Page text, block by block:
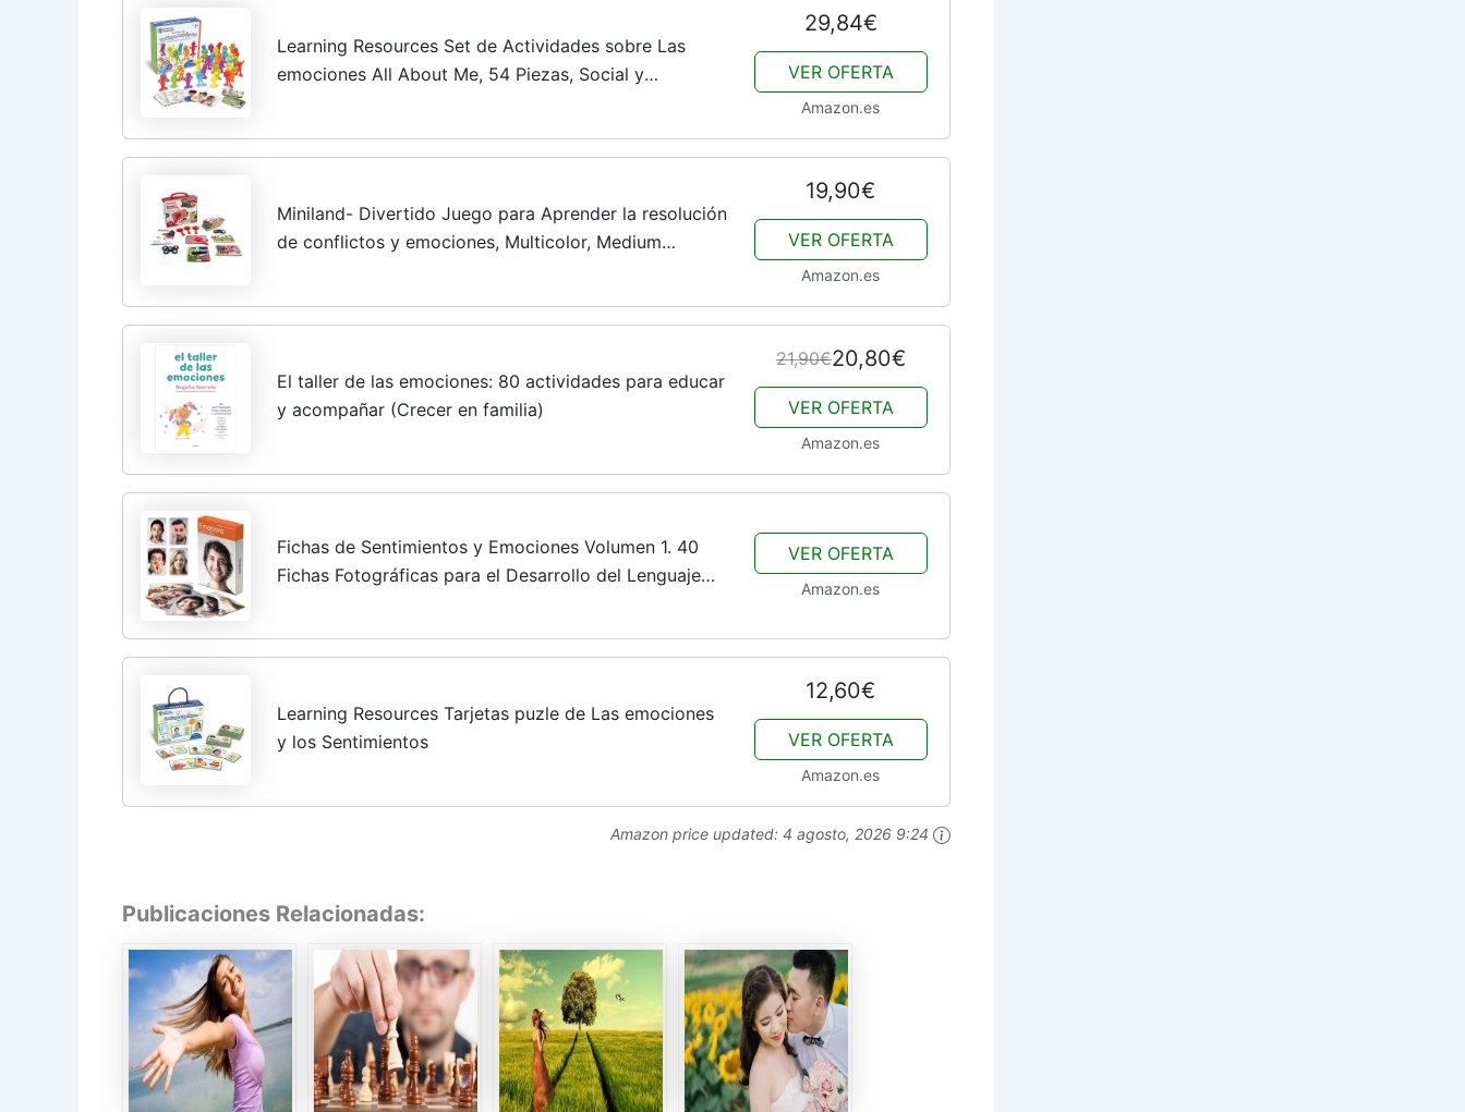
Learning Resources Set de Actividades sobre Las
emociones All About Me, 54 Piezas, Social y
29,84€
VER OFERTA
Amazon.es
Miniland- Divertido Juego para Aprender la resolución
de conflictos y emociones, Multicolor, Medium
19,90€
VER OFERTA
Amazon.es
El taller de las emociones: 80 actividades para educar
y acompañar (Crecer en familia)
21,90€20,80€
VER OFERTA
Amazon.es
Fichas de Sentimientos y Emociones Volumen 1. 40
Fichas Fotográficas para el Desarrollo del Lenguaje
VER OFERTA
Amazon.es
Learning Resources Tarjetas puzle de Las emociones
y los Sentimientos
12,60€
VER OFERTA
Amazon.es
Amazon price updated: 4 agosto, 2026 9:24
Publicaciones Relacionadas: